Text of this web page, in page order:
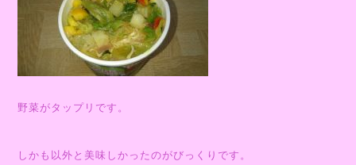
野菜がタップリです。
しかも以外と美味しかったのがびっくりです。